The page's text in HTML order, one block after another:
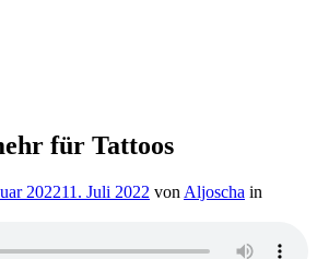
für Tattoos
202211. Juli 2022 von Aljoscha in